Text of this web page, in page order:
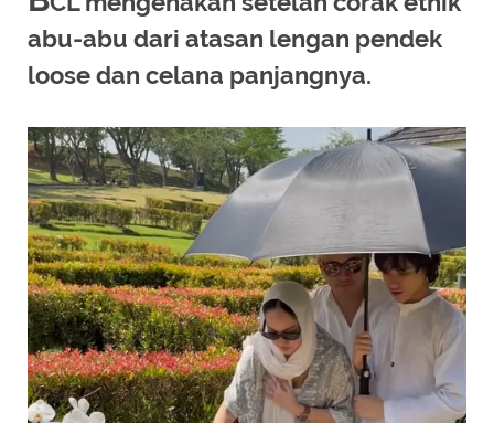
abu-abu dari atasan lengan pendek
loose dan celana panjangnya.